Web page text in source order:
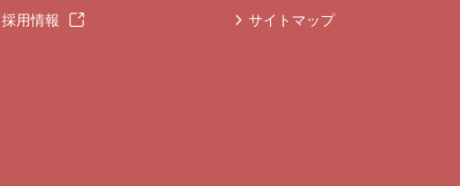
採用情報 サイトマップ